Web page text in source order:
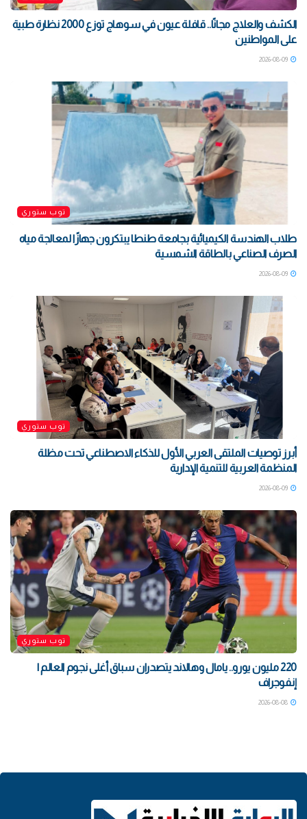
الكشف والعلاج مجانًا.. قافلة عيون في سوهاج توزع 2000 نظارة طبية
على المواطنين
2026-08-09
توب ستوري
طلاب الهندسة الكيميائية بجامعة طنطا يبتكرون جهازًا لمعالجة مياه
الصرف الصناعي بالطاقة الشمسية
2026-08-09
توب ستوري
أبرز توصيات الملتقى العربي الأول للذكاء الاصطناعي تحت مظلة
المنظمة العربية للتنمية الإدارية
2026-08-09
توب ستوري
220 مليون يورو.. يامال وهالاند يتصدران سباق أغلى نجوم العالم |
إنفوجراف
2026-08-08